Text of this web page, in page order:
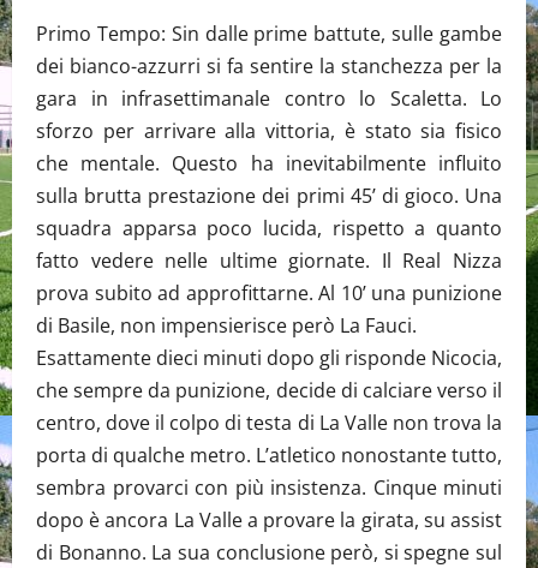
Primo Tempo: Sin dalle prime battute, sulle gambe
dei bianco-azzurri si fa sentire la stanchezza per la
gara in infrasettimanale contro lo Scaletta. Lo
sforzo per arrivare alla vittoria, è stato sia fisico
che mentale. Questo ha inevitabilmente influito
sulla brutta prestazione dei primi 45’ di gioco. Una
squadra apparsa poco lucida, rispetto a quanto
fatto vedere nelle ultime giornate. Il Real Nizza
prova subito ad approfittarne. Al 10’ una punizione
di Basile, non impensierisce però La Fauci.
Esattamente dieci minuti dopo gli risponde Nicocia,
che sempre da punizione, decide di calciare verso il
centro, dove il colpo di testa di La Valle non trova la
porta di qualche metro. L’atletico nonostante tutto,
sembra provarci con più insistenza. Cinque minuti
dopo è ancora La Valle a provare la girata, su assist
di Bonanno. La sua conclusione però, si spegne sul